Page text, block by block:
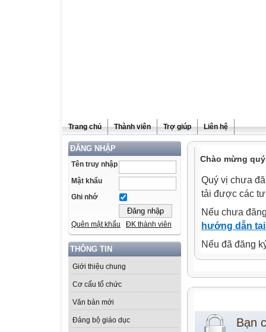
Trang chủ Thành viên Trợ giúp Liên hệ
ĐĂNG NHẬP
Tên truy nhập
Mật khẩu
Ghi nhớ
Quên mật khẩu ĐK thành viên
THÔNG TIN
Giới thiệu chung
Cơ cấu tổ chức
Văn bản mới
Đảng bộ giáo dục
Chào mừng
Quý vị chưa
tải được các
Nếu chưa
hướng dẫn
Nếu đã đăng
Bạn